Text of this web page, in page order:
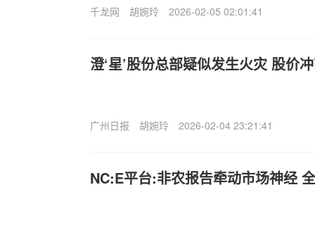
千龙网 胡婉玲 2026-02-05 02:01:41
澄‘星’股份总部疑似发生火灾 股价
广州日报 胡婉玲 2026-02-04 23:21:41
NC:E平台:非农报告牵动市场神经